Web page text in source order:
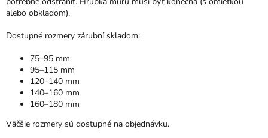
alebo obkladom).
Dostupné rozmery zárubní skladom:
75–95 mm
95–115 mm
120–140 mm
140–160 mm
160–180 mm
Väčšie rozmery sú dostupné na objednávku.